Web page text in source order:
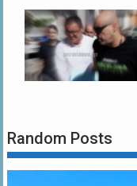
Random Posts